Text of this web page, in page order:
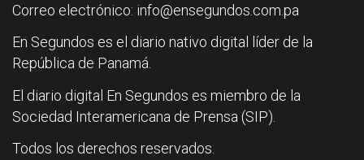
Correo electrónico: info@ensegundos.com.pa
En Segundos es el diario nativo digital líder de la
República de Panamá.
El diario digital En Segundos es miembro de la
Sociedad Interamericana de Prensa (SIP).
Todos los derechos reservados.